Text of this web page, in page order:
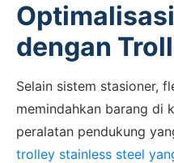
dengan
Selain sistem stasioner,
memindahkan barang di
peralatan pendukung
trolley stainless steel